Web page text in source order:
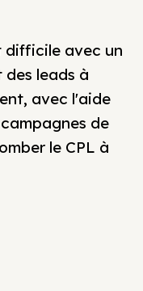
difficile avec un
leads à
avec l'aide
de
le CPL à